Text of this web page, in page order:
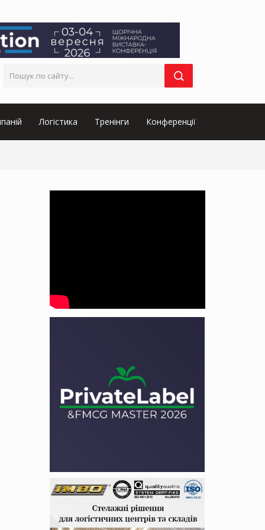
Логістика Тренінги Конференції